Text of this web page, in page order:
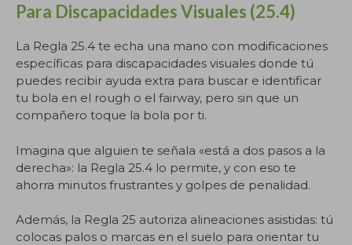
Para Discapacidades Visuales (25.4)
La Regla 25.4 te echa una mano con modificaciones
específicas para discapacidades visuales donde tú
puedes recibir ayuda extra para buscar e identificar
tu bola en el rough o el fairway, pero sin que un
compañero toque la bola por ti.
Imagina que alguien te señala «está a dos pasos a la
derecha»: la Regla 25.4 lo permite, y con eso te
ahorra minutos frustrantes y golpes de penalidad.
Además, la Regla 25 autoriza alineaciones asistidas: tú
colocas palos o marcas en el suelo para orientar tu